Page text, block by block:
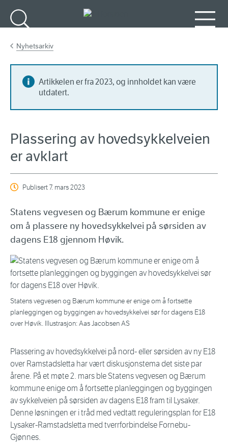
Nyhetsarkiv
Artikkelen er fra 2023, og innholdet kan være
utdatert.
Plassering av hovedsykkelveien
er avklart
Publisert7. mars 2023
Statens vegvesen og Bærum kommune er enige
om å plassere ny hovedsykkelvei på sørsiden av
dagens E18 gjennom Høvik.
Statens vegvesen og Bærum kommune er enige om å fortsette
planleggingen og byggingen av hovedsykkelvei sør for dagens E18
over Høvik. Illustrasjon: Aas Jacobsen AS
Plassering av hovedsykkelvei på nord- eller sørsiden av ny E18
over Ramstadsletta har vært diskusjonstema det siste par
årene. På et møte 2. mars ble Statens vegvesen og Bærum
kommune enige om å fortsette planleggingen og byggingen
av sykkelveien på sørsiden av dagens E18 fram til Lysaker.
Denne løsningen er i tråd med vedtatt reguleringsplan for E18
Lysaker-Ramstadsletta med tverrforbindelse Fornebu-
Gjønnes.